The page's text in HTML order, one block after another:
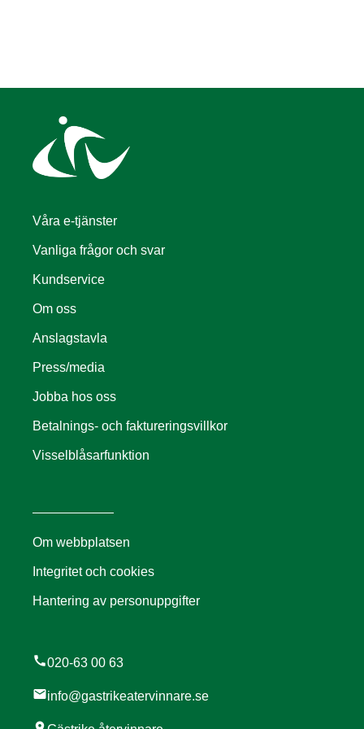
Våra e-tjänster
Vanliga frågor och svar
Kundservice
Om oss
Anslagstavla
Press/media
Jobba hos oss
Betalnings- och faktureringsvillkor
Visselblåsarfunktion
Om webbplatsen
Integritet och cookies
Hantering av personuppgifter
call020-63 00 63
mailinfo@gastrikeatervinnare.se